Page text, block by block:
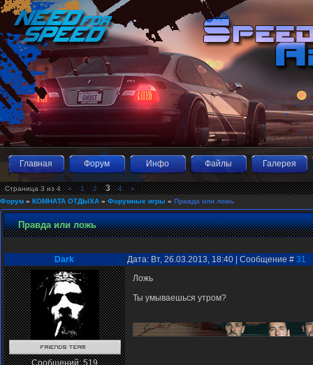
Главная Форум Инфо Файлы Галерея
Страница3из4 « 1 2 3 4
»
Форум » КОМНАТА ОТДЫХА » Форумные игры » Правда или ложь
Правда или ложь
Dark Дата: Вт, 26.03.2013, 18:40 | Сообщение # 31
Сообщений:519
Ложь
Ты умываешься утром?